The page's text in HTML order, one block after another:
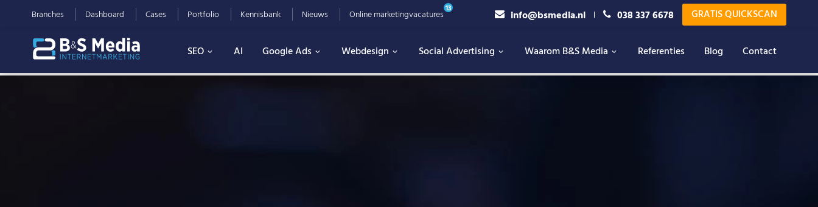
Branches Dashboard Cases Portfolio Kennisbank Nieuws Online marketingvacatures13 info@bsmedia.nl 038 337 6678 GRATIS QUICKSCAN
SEO AI Google Ads Webdesign Social Advertising Waarom B&S Media Referenties Blog Contact